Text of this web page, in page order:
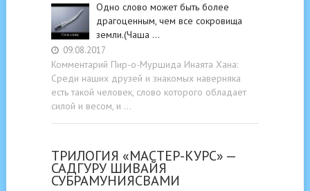
Одно слово может быть более
драгоценным, чем все сокровища
земли.(Чаша …
09.08.2017
Комментарий Пир-о-Муршида Инаята Хана:
Среди наших друзей и знакомых наверняка
есть такой человек, слово которого обладает
силой и весом, и …
ТРИЛОГИЯ «МАСТЕР-КУРС» —
САДГУРУ ШИВАЙЯ
СУБРАМУНИЯСВАМИ